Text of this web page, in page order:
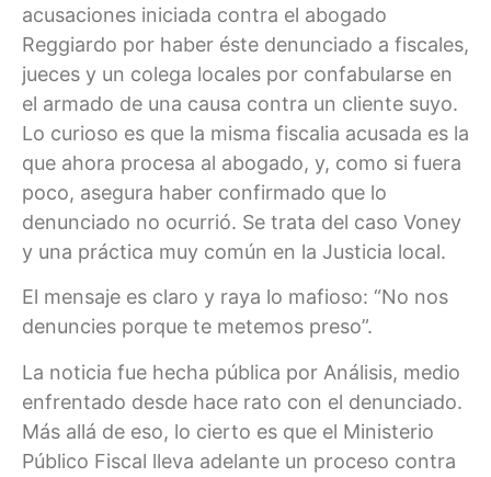
acusaciones iniciada contra el abogado
Reggiardo por haber éste denunciado a fiscales,
jueces y un colega locales por confabularse en
el armado de una causa contra un cliente suyo.
Lo curioso es que la misma fiscalia acusada es la
que ahora procesa al abogado, y, como si fuera
poco, asegura haber confirmado que lo
denunciado no ocurrió. Se trata del caso Voney
y una práctica muy común en la Justicia local.
El mensaje es claro y raya lo mafioso: “No nos
denuncies porque te metemos preso”.
La noticia fue hecha pública por Análisis, medio
enfrentado desde hace rato con el denunciado.
Más allá de eso, lo cierto es que el Ministerio
Público Fiscal lleva adelante un proceso contra